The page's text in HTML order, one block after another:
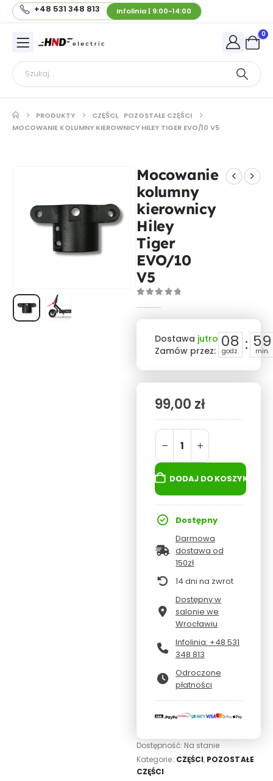
+48 531 348 813 Infolinia | 9:00-14:00
0
PRODUKTY CZĘŚCI, POZOSTAŁE CZĘŚCI
MOCOWANIE KOLUMNY KIEROWNICY HILEY TIGER EVO/10 V5
Mocowanie
kolumny
kierownicy
Hiley
Tiger
EVO/10
V5
Dostawa jutro
Zamów przez: 08
godz. : 59
min.
99,00 zł
DODAJ DO KOSZYKA
Dostępny
Darmowa
dostawa od
150zł
14 dni na zwrot
Dostępny w
salonie we
Wrocławiu
Infolinia: +48 531
348 813
Odroczone
płatności
Dostępność: Na stanie
Kategorie: CZĘŚCI, POZOSTAŁE
CZĘŚCI